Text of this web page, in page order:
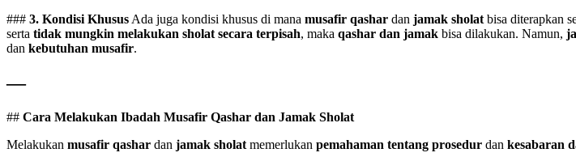
### 3. Kondisi KhususAda juga kondisi khusus di mana musafir qashar dan jamak sholatbisa diterapkan
serta tidak mungkin melakukan sholat secara terpisah, maka qashar dan jamak bisa dilakukan. Namun,
dan kebutuhan musafir.
—
## Cara Melakukan Ibadah Musafir Qashar dan Jamak Sholat
Melakukan musafir qashar dan jamak sholat memerlukan pemahaman tentang prosedur dan kesabaran